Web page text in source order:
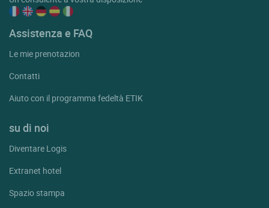
Assistenza e FAQ
Le mie prenotazion
Contatti
Aiuto con il programma fedeltà ETIK
su di noi
Diventare Logis
Extranet hotel
Spazio stampa